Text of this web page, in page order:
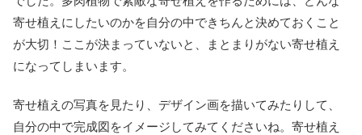
寄せ植えにしたいのかを自分の中できちんと決めておくこと
が大切！ここが決まっていないと、まとまりがない寄せ植え
になってしまいます。
寄せ植えの写真を見たり、デザイン画を描いてみたりして、
自分の中で完成図をイメージしてみてくださいね。寄せ植え